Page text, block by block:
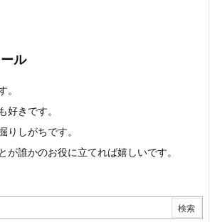
ル
。
好きです。
りしがちです。
が誰かのお役に立てれば嬉しいです。